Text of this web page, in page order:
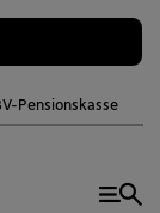
Pensionskasse